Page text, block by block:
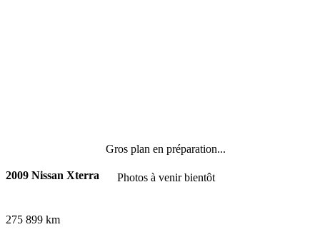
Gros plan en préparation...
Photos à venir bientôt
2009 Nissan Xterra
275 899 km